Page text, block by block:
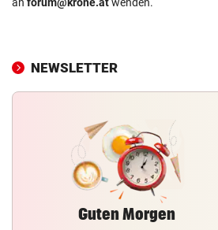
an forum@krone.atwenden.
NEWSLETTER
Guten Morgen